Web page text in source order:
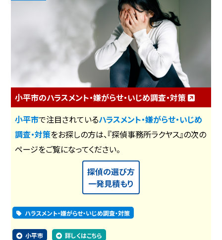
小平市のハラスメント・嫌がらせ・いじめ調査・対策
小平市で注目されているハラスメント・嫌がらせ・いじめ
調査・対策をお探しの方は、『探偵事務所ラクヤス』の次の
ページをご覧になってください。
探偵の選び方
一発見積もり
ハラスメント・嫌がらせ・いじめ調査・対策
小平市 詳しくはこちら